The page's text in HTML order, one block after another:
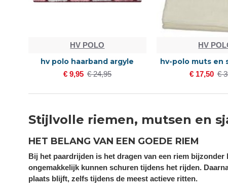
Stijlvolle riemen, mutsen en
HET BELANG VAN EEN GOEDE RIEM
Bij het paardrijden is het dragen van een riem
ongemakkelijk kunnen schuren tijdens het rijden.
plaats blijft, zelfs tijdens de meest actieve ritten.
HV POLO
hv polo haarband argyle
€ 9,95 € 24,95
HV
hv-polo muts en
€ 17,50 €